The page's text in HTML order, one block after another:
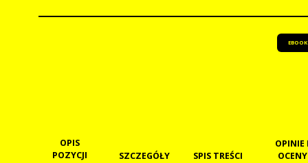
EBOOK
OPIS
POZYCJI
SZCZEGÓŁY SPIS TREŚCI
OPINIE
OCENY